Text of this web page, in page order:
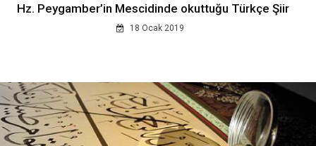
Hz. Peygamber’in Mescidinde okuttuğu Türkçe Şiir
18 Ocak 2019